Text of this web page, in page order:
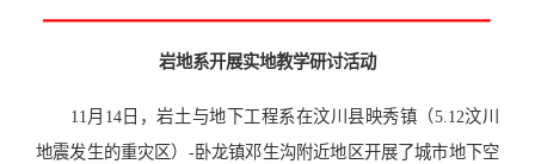
岩地系开展实地教学研讨活动
11月14日，岩土与地下工程系在汶川县映秀镇（5.12汶川
地震发生的重灾区）-卧龙镇邓生沟附近地区开展了城市地下空